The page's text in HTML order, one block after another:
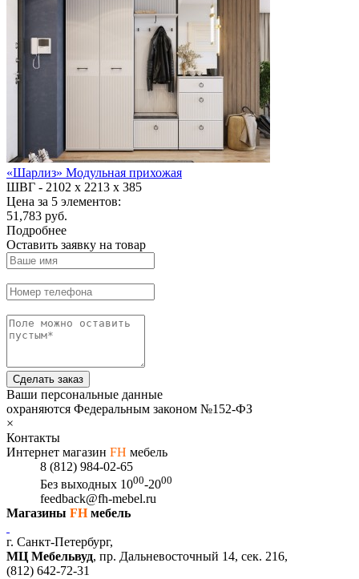
«Шарлиз» Модульная прихожая
ШВГ - 2102 х 2213 х 385
Цена за 5 элементов:
51,783 руб.
Подробнее
Оставить заявку на товар
Сделать заказ
Ваши персональные данные
охраняются Федеральным законом №152-ФЗ
×
Контакты
Интернет магазин FH мебель
8 (812) 984-02-65
Без выходных 1000-2000
feedback@fh-mebel.ru
Магазины FHмебель
г. Санкт-Петербург,
МЦ Мебельвуд, пр. Дальневосточный 14, сек. 216,
(812) 642-72-31